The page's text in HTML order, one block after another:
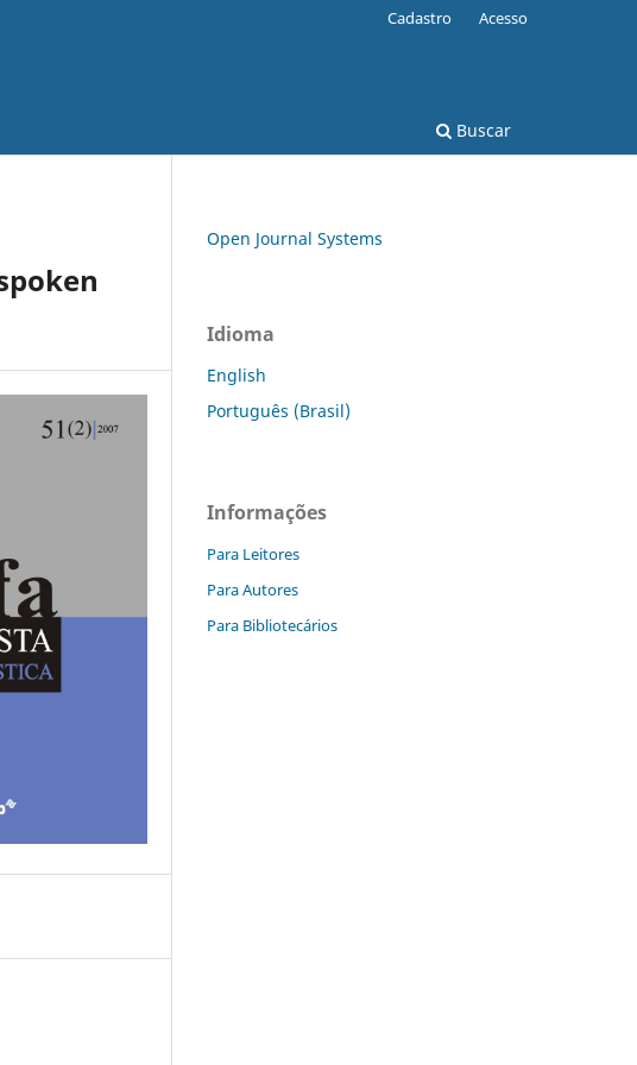
Buscar
Cadastro Acesso
Open Journal Systems
Idioma
English
Português (Brasil)
Informações
Para Leitores
Para Autores
Para Bibliotecários